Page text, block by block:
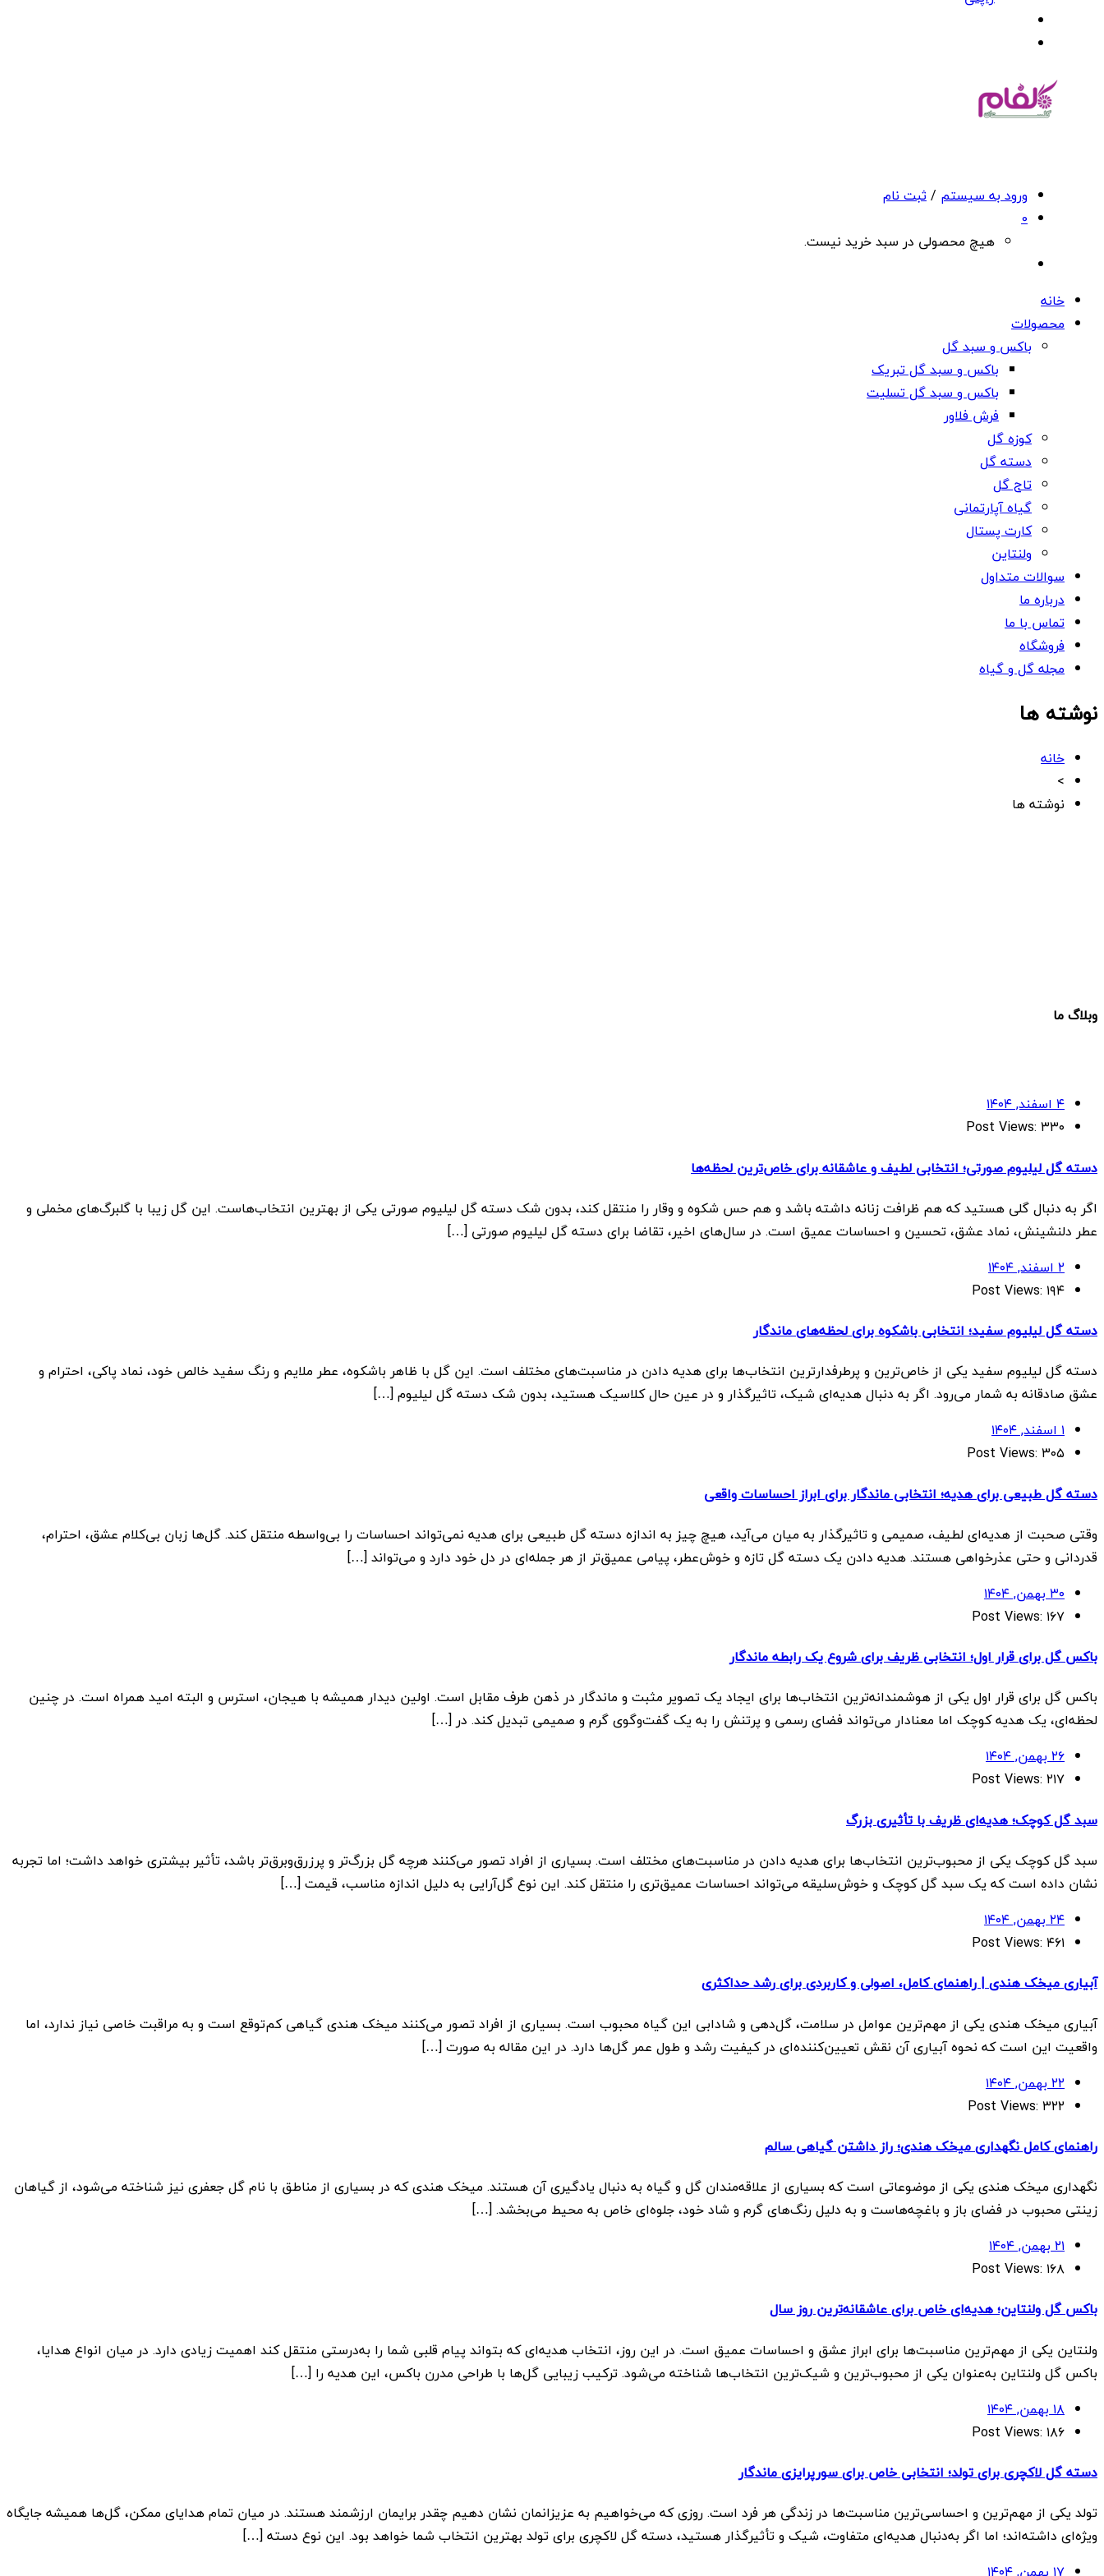
ورود به سیستم /ثبت نام
0
هیچ محصولی در سبد خرید نیست.
خانه
محصولات
باکس و سبد گل
باکس و سبد گل تبریک
باکس و سبد گل تسلیت
فرش فلاور
کوزه گل
دسته گل
تاج گل
گیاه آپارتمانی
کارت پستال
ولنتاین
سوالات متداول
درباره ما
تماس با ما
فروشگاه
مجله گل و گیاه
نوشته ها
خانه
>
نوشته ها
وبلاگ ما
۴ اسفند, ۱۴۰۴
Post Views: ۳۳۰
دسته گل لیلیوم صورتی؛ انتخابی لطیف و عاشقانه برای خاص‌ترین لحظه‌ها
اگر به دنبال گلی هستید که هم ظرافت زنانه داشته باشد و هم حس شکوه و وقار را منتقل کند، بدون شک دسته گل لیلیوم صورتی یکی از بهترین انتخاب‌هاست. این گل زیبا با گلبرگ‌های مخملی و
عطر دلنشینش، نماد عشق، تحسین و احساسات عمیق است. در سال‌های اخیر، تقاضا برای دسته گل لیلیوم صورتی […]
۲ اسفند, ۱۴۰۴
Post Views: ۱۹۴
دسته گل لیلیوم سفید؛ انتخابی باشکوه برای لحظه‌های ماندگار
دسته گل لیلیوم سفید یکی از خاص‌ترین و پرطرفدارترین انتخاب‌ها برای هدیه دادن در مناسبت‌های مختلف است. این گل با ظاهر باشکوه، عطر ملایم و رنگ سفید خالص خود، نماد پاکی، احترام و
عشق صادقانه به شمار می‌رود. اگر به دنبال هدیه‌ای شیک، تاثیرگذار و در عین حال کلاسیک هستید، بدون شک دسته گل لیلیوم […]
۱ اسفند, ۱۴۰۴
Post Views: ۳۰۵
دسته گل طبیعی برای هدیه؛ انتخابی ماندگار برای ابراز احساسات واقعی
وقتی صحبت از هدیه‌ای لطیف، صمیمی و تاثیرگذار به میان می‌آید، هیچ چیز به اندازه دسته گل طبیعی برای هدیه نمی‌تواند احساسات را بی‌واسطه منتقل کند. گل‌ها زبان بی‌کلام عشق، احترام،
قدردانی و حتی عذرخواهی هستند. هدیه دادن یک دسته گل تازه و خوش‌عطر، پیامی عمیق‌تر از هر جمله‌ای در دل خود دارد و می‌تواند […]
۳۰ بهمن, ۱۴۰۴
Post Views: ۱۶۷
باکس گل برای قرار اول؛ انتخابی ظریف برای شروع یک رابطه ماندگار
باکس گل برای قرار اول یکی از هوشمندانه‌ترین انتخاب‌ها برای ایجاد یک تصویر مثبت و ماندگار در ذهن طرف مقابل است. اولین دیدار همیشه با هیجان، استرس و البته امید همراه است. در چنین
لحظه‌ای، یک هدیه کوچک اما معنادار می‌تواند فضای رسمی و پرتنش را به یک گفت‌وگوی گرم و صمیمی تبدیل کند. در […]
۲۶ بهمن, ۱۴۰۴
Post Views: ۲۱۷
سبد گل کوچک؛ هدیه‌ای ظریف با تأثیری بزرگ
سبد گل کوچک یکی از محبوب‌ترین انتخاب‌ها برای هدیه دادن در مناسبت‌های مختلف است. بسیاری از افراد تصور می‌کنند هرچه گل بزرگ‌تر و پرزرق‌وبرق‌تر باشد، تأثیر بیشتری خواهد داشت؛ اما تجربه
نشان داده است که یک سبد گل کوچک و خوش‌سلیقه می‌تواند احساسات عمیق‌تری را منتقل کند. این نوع گل‌آرایی به دلیل اندازه مناسب، قیمت […]
۲۴ بهمن, ۱۴۰۴
Post Views: ۴۶۱
آبیاری میخک هندی | راهنمای کامل، اصولی و کاربردی برای رشد حداکثری
آبیاری میخک هندی یکی از مهم‌ترین عوامل در سلامت، گل‌دهی و شادابی این گیاه محبوب است. بسیاری از افراد تصور می‌کنند میخک هندی گیاهی کم‌توقع است و به مراقبت خاصی نیاز ندارد، اما
واقعیت این است که نحوه آبیاری آن نقش تعیین‌کننده‌ای در کیفیت رشد و طول عمر گل‌ها دارد. در این مقاله به صورت […]
۲۲ بهمن, ۱۴۰۴
Post Views: ۳۲۲
راهنمای کامل نگهداری میخک هندی؛ راز داشتن گیاهی سالم
نگهداری میخک هندی یکی از موضوعاتی است که بسیاری از علاقه‌مندان گل و گیاه به دنبال یادگیری آن هستند. میخک هندی که در بسیاری از مناطق با نام گل جعفری نیز شناخته می‌شود، از گیاهان
زینتی محبوب در فضای باز و باغچه‌هاست و به دلیل رنگ‌های گرم و شاد خود، جلوه‌ای خاص به محیط می‌بخشد. […]
۲۱ بهمن, ۱۴۰۴
Post Views: ۱۶۸
باکس گل ولنتاین؛ هدیه‌ای خاص برای عاشقانه‌ترین روز سال
ولنتاین یکی از مهم‌ترین مناسبت‌ها برای ابراز عشق و احساسات عمیق است. در این روز، انتخاب هدیه‌ای که بتواند پیام قلبی شما را به‌درستی منتقل کند اهمیت زیادی دارد. در میان انواع هدایا،
باکس گل ولنتاین به‌عنوان یکی از محبوب‌ترین و شیک‌ترین انتخاب‌ها شناخته می‌شود. ترکیب زیبایی گل‌ها با طراحی مدرن باکس، این هدیه را […]
۱۸ بهمن, ۱۴۰۴
Post Views: ۱۸۶
دسته گل لاکچری برای تولد؛ انتخابی خاص برای سورپرایزی ماندگار
تولد یکی از مهم‌ترین و احساسی‌ترین مناسبت‌ها در زندگی هر فرد است. روزی که می‌خواهیم به عزیزانمان نشان دهیم چقدر برایمان ارزشمند هستند. در میان تمام هدایای ممکن، گل‌ها همیشه جایگاه
ویژه‌ای داشته‌اند؛ اما اگر به‌دنبال هدیه‌ای متفاوت، شیک و تأثیرگذار هستید، دسته گل لاکچری برای تولد بهترین انتخاب شما خواهد بود. این نوع دسته […]